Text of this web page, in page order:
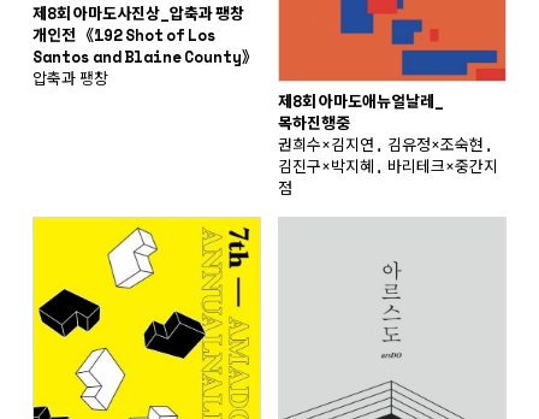
제8회 아마도사진상_압축과 팽창
개인전 《192 Shot of Los
Santos and Blaine County》
압축과 팽창
제8회 아마도애뉴얼날레_
목하진행중
권희수×김지연, 김유정×조숙현,
김진구×박지혜, 바리테크×중간지
점